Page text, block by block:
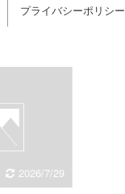
プライバシーポリシー
2026/7/29